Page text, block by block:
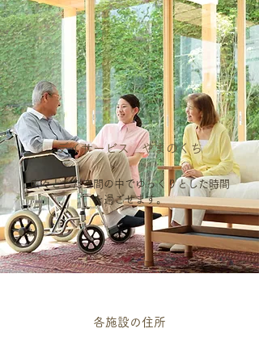
デイサービス やまのくち
広々とした空間の中でゆっくりとした時間
を過ごせます。
各施設の住所